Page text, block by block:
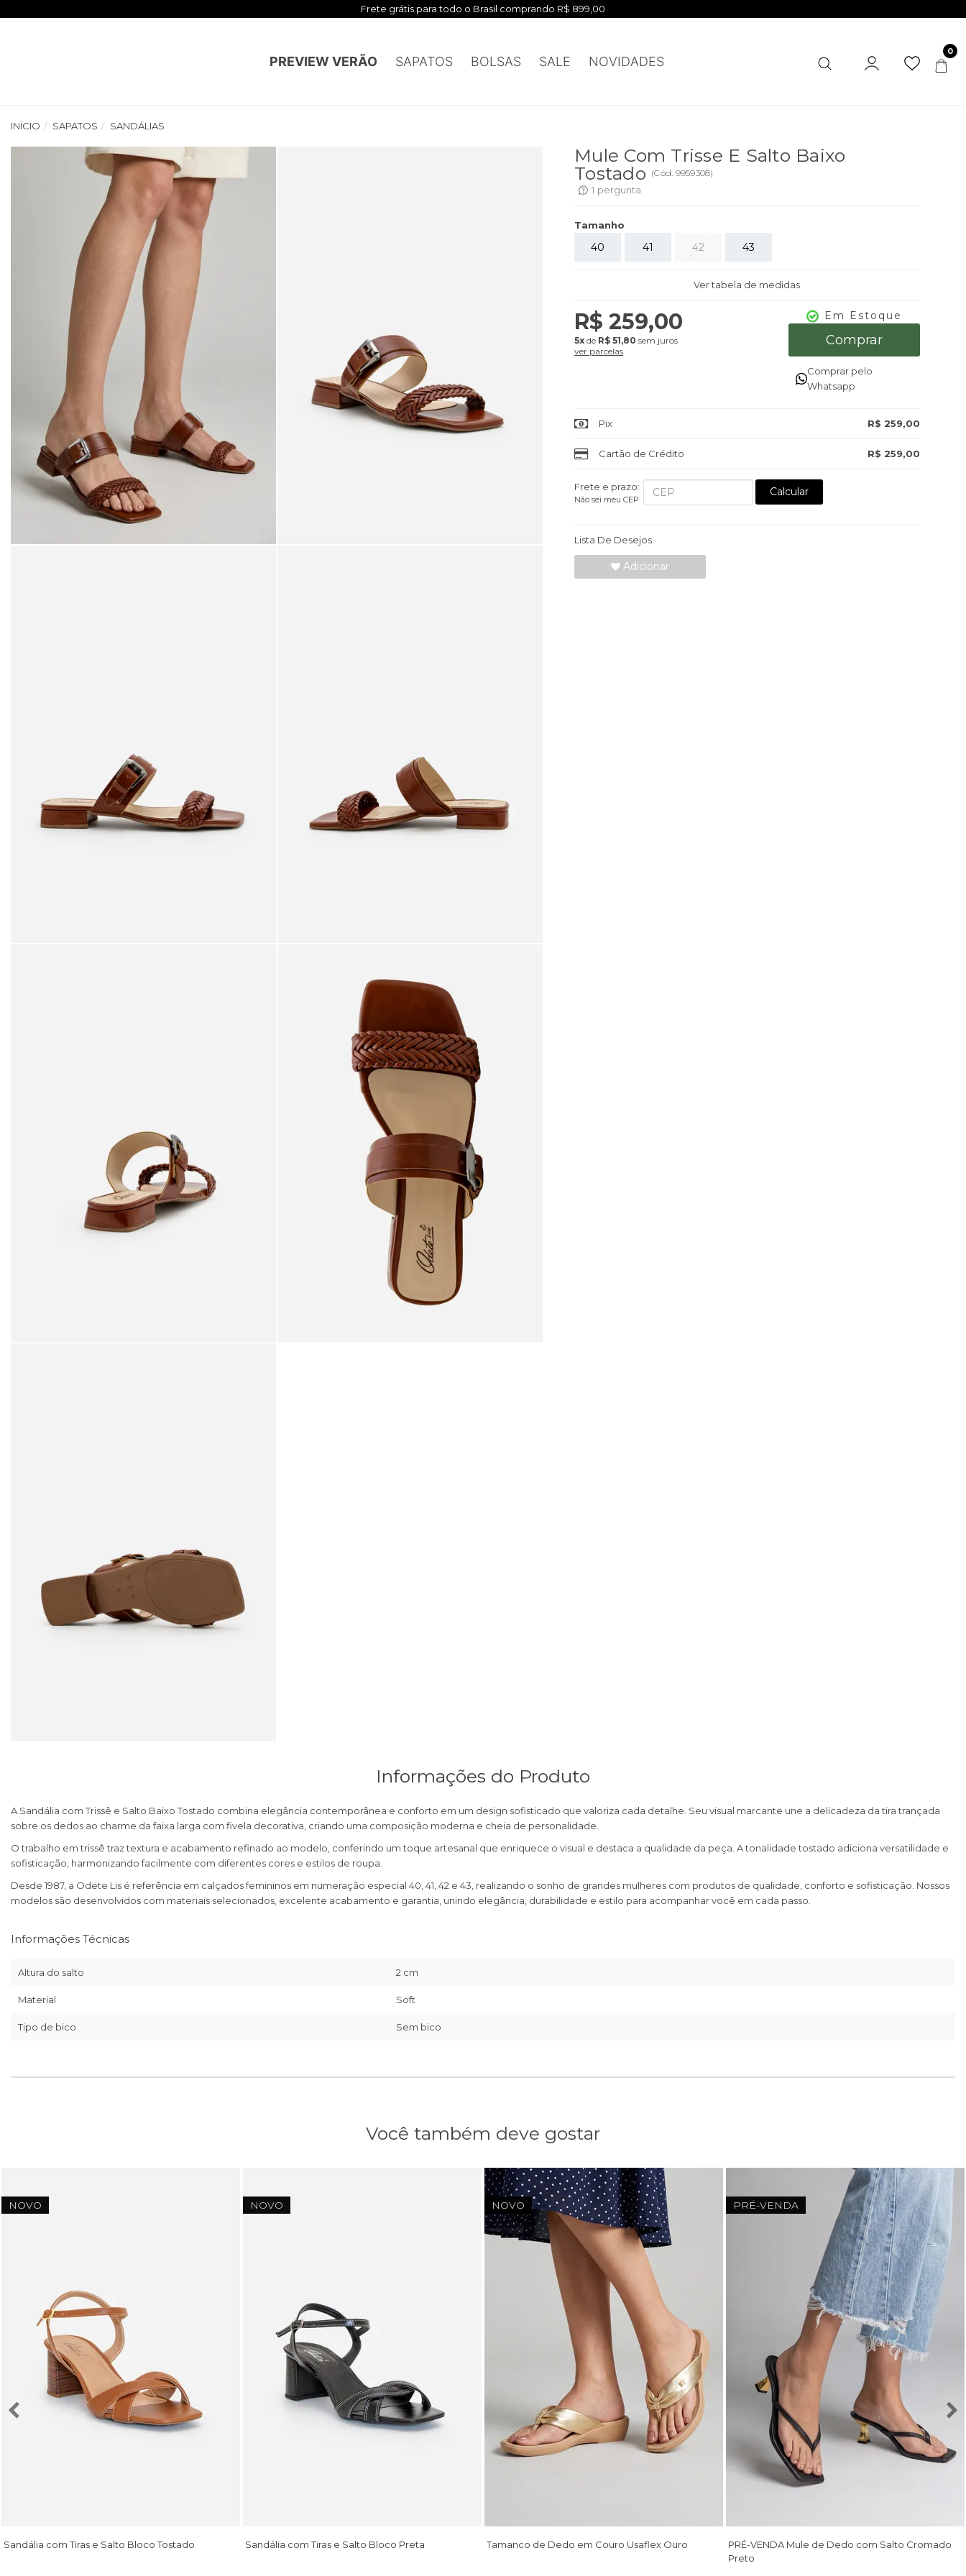
Frete grátis para todo o Brasil comprando R$ 899,00
PREVIEW VERÃO SAPATOS BOLSAS SALE NOVIDADES
0
INÍCIO SAPATOS SANDÁLIAS
Mule Com Trisse E Salto Baixo
Tostado (Cód. 9959308)
1 pergunta
Tamanho
40 41 42 43
Ver tabela de medidas
R$ 259,00
5x de R$ 51,80 sem juros
ver parcelas
Em Estoque
Comprar
Comprar pelo
Whatsapp
Pix R$ 259,00
Cartão de Crédito R$ 259,00
Frete e prazo:
Não sei meu CEP
Calcular
Lista De Desejos
Adicionar
Informações do Produto
A Sandália com Trissê e Salto Baixo Tostado combina elegância contemporânea e conforto em um design sofisticado que valoriza cada detalhe. Seu visual marcante une a delicadeza da tira trançada
sobre os dedos ao charme da faixa larga com fivela decorativa, criando uma composição moderna e cheia de personalidade.
O trabalho em trissê traz textura e acabamento refinado ao modelo, conferindo um toque artesanal que enriquece o visual e destaca a qualidade da peça. A tonalidade tostado adiciona versatilidade e
sofisticação, harmonizando facilmente com diferentes cores e estilos de roupa.
Desde 1987, a Odete Lis é referência em calçados femininos em numeração especial 40, 41, 42 e 43, realizando o sonho de grandes mulheres com produtos de qualidade, conforto e sofisticação. Nossos
modelos são desenvolvidos com materiais selecionados, excelente acabamento e garantia, unindo elegância, durabilidade e estilo para acompanhar você em cada passo.
Informações Técnicas
Altura do salto 2 cm
Material Soft
Tipo de bico Sem bico
Você também deve gostar
NOVO
Sandália com Tiras e Salto Bloco Tostado
NOVO
Sandália com Tiras e Salto Bloco Preta
NOVO
Tamanco de Dedo em Couro Usaflex Ouro
PRÉ-VENDA
PRÉ-VENDA Mule de Dedo com Salto Cromado
Preto